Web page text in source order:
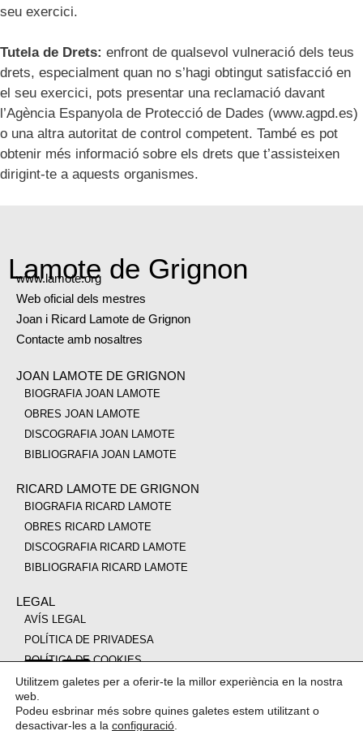
seu exercici.
Tutela de Drets: enfront de qualsevol vulneració dels teus
drets, especialment quan no s’hagi obtingut satisfacció en
el seu exercici, pots presentar una reclamació davant
l’Agència Espanyola de Protecció de Dades (www.agpd.es)
o una altra autoritat de control competent. També es pot
obtenir més informació sobre els drets que t’assisteixen
dirigint-te a aquests organismes.
Lamote de Grignon
www.lamote.org
Web oficial dels mestres
Joan i Ricard Lamote de Grignon
Contacte amb nosaltres
JOAN LAMOTE DE GRIGNON
BIOGRAFIA JOAN LAMOTE
OBRES JOAN LAMOTE
DISCOGRAFIA JOAN LAMOTE
BIBLIOGRAFIA JOAN LAMOTE
RICARD LAMOTE DE GRIGNON
BIOGRAFIA RICARD LAMOTE
OBRES RICARD LAMOTE
DISCOGRAFIA RICARD LAMOTE
BIBLIOGRAFIA RICARD LAMOTE
LEGAL
AVÍS LEGAL
POLÍTICA DE PRIVADESA
POLÍTICA DE COOKIES
Utilitzem galetes per a oferir-te la millor experiència en la nostra
web.
Podeu esbrinar més sobre quines galetes estem utilitzant o
desactivar-les a la configuració